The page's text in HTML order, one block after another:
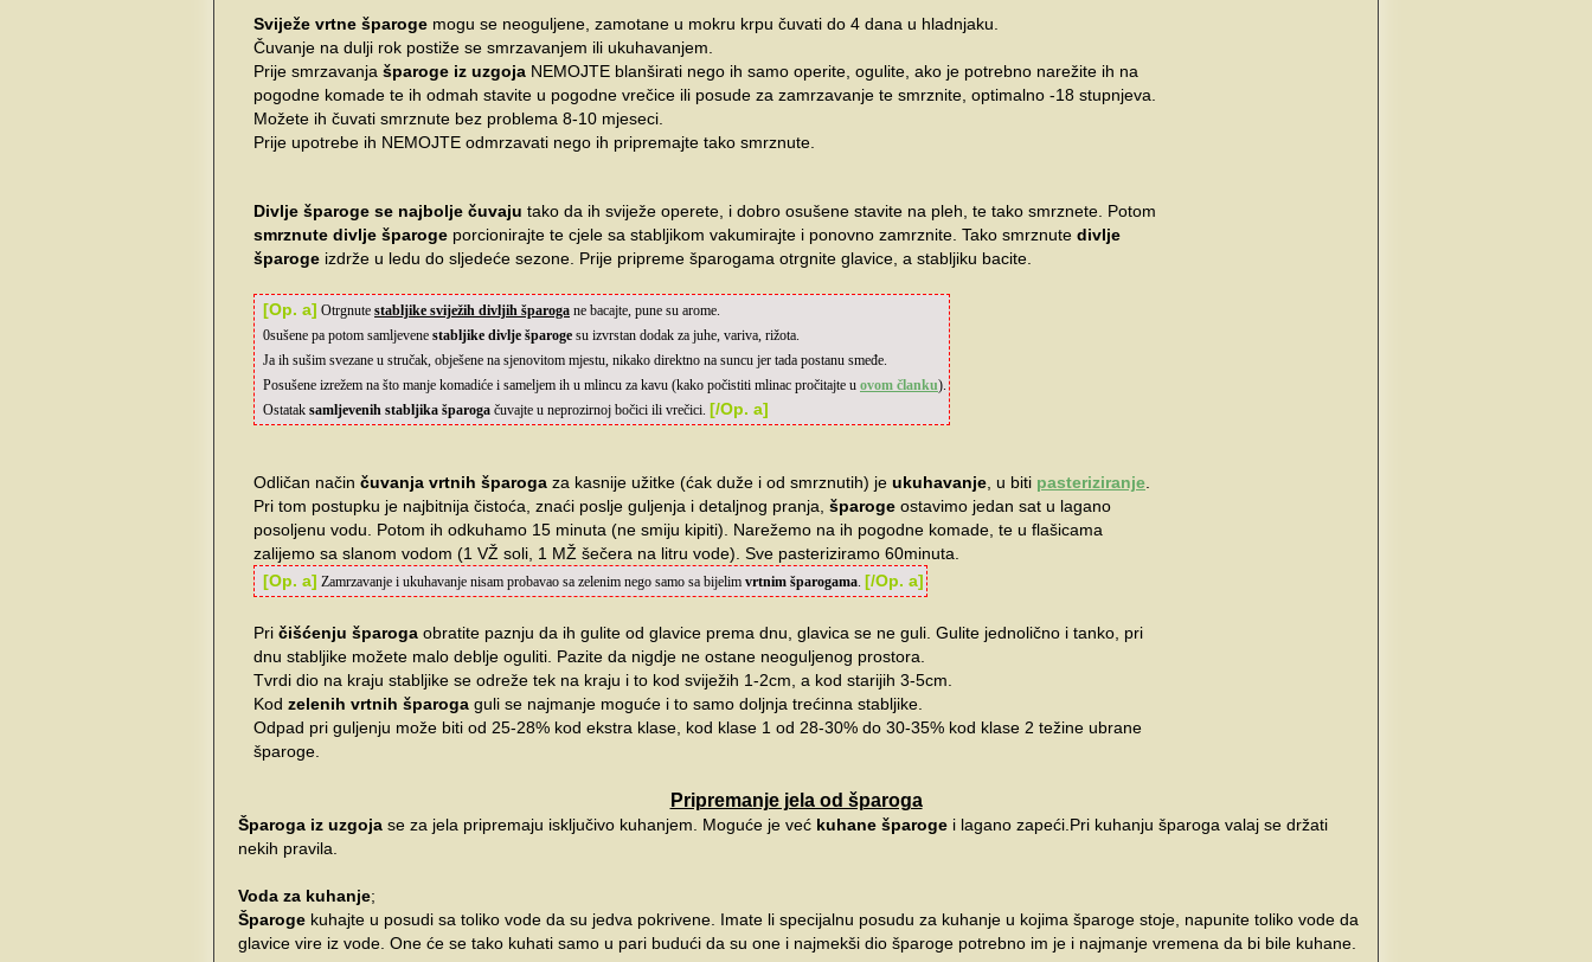
Sviježe vrtne šparoge mogu se neoguljene, zamotane u mokru krpu čuvati do 4 dana u hladnjaku.
Čuvanje na dulji rok postiže se smrzavanjem ili ukuhavanjem.
Prije smrzavanja šparoge iz uzgoja NEMOJTE blanširati nego ih samo operite, ogulite, ako je potrebno narežite ih na
pogodne komade te ih odmah stavite u pogodne vrečice ili posude za zamrzavanje te smrznite, optimalno -18 stupnjeva.
Možete ih čuvati smrznute bez problema 8-10 mjeseci.
Prije upotrebe ih NEMOJTE odmrzavati nego ih pripremajte tako smrznute.
Divlje šparoge se najbolje čuvaju tako da ih sviježe operete, i dobro osušene stavite na pleh, te tako smrznete. Potom
smrznute divlje šparoge porcionirajte te cjele sa stabljikom vakumirajte i ponovno zamrznite. Tako smrznute divlje
šparoge izdrže u ledu do sljedeće sezone. Prije pripreme šparogama otrgnite glavice, a stabljiku bacite.
[Op. a] Otrgnute stabljike sviježih divljih šparoga ne bacajte, pune su arome.
0sušene pa potom samljevene stabljike divlje šparoge su izvrstan dodak za juhe, variva, rižota.
Ja ih sušim svezane u stručak, obješene na sjenovitom mjestu, nikako direktno na suncu jer tada postanu smeđe.
Posušene izrežem na što manje komadiće i sameljem ih u mlincu za kavu (kako počistiti mlinac pročitajte u ovom članku).
Ostatak samljevenih stabljika šparoga čuvajte u neprozirnoj bočici ili vrečici. [/Op. a]
Odličan način čuvanja vrtnih šparoga za kasnije užitke (ćak duže i od smrznutih) je ukuhavanje , u biti pasteriziranje
Pri tom postupku je najbitnija čistoća, znaći poslje guljenja i detaljnog pranja, šparoge ostavimo jedan sat u lagano
posoljenu vodu. Potom ih odkuhamo 15 minuta (ne smiju kipiti). Narežemo na ih pogodne komade, te u flašicama
zalijemo sa slanom vodom (1 VŽ soli, 1 MŽ šečera na litru vode). Sve pasteriziramo 60minuta.
[Op. a] Zamrzavanje i ukuhavanje nisam probavao sa zelenim nego samo sa bijelim vrtnim šparogama. [/Op. a]
Pri čišćenju šparoga obratite paznju da ih gulite od glavice prema dnu, glavica se ne guli. Gulite jednolično i tanko, pri
dnu stabljike možete malo deblje oguliti. Pazite da nigdje ne ostane neoguljenog prostora.
Tvrdi dio na kraju stabljike se odreže tek na kraju i to kod sviježih 1-2cm, a kod starijih 3-5cm.
Kod zelenih vrtnih šparoga guli se najmanje moguće i to samo doljnja trećinna stabljike.
Odpad pri guljenju može biti od 25-28% kod ekstra klase, kod klase 1 od 28-30% do 30-35% kod klase 2 težine ubrane
šparoge.
Pripremanje jela od šparoga
Šparoga iz uzgoja se za jela pripremaju isključivo kuhanjem. Moguće je već kuhane šparoge i lagano zapeći.Pri kuhanju šparoga valaj se držati
nekih pravila.
Voda za kuhanje;
Šparoge kuhajte u posudi sa toliko vode da su jedva pokrivene. Imate li specijalnu posudu za kuhanje u kojima šparoge stoje, napunite toliko vode da
glavice vire iz vode. One će se tako kuhati samo u pari budući da su one i najmekši dio šparoge potrebno im je i najmanje vremena da bi bile kuhane.